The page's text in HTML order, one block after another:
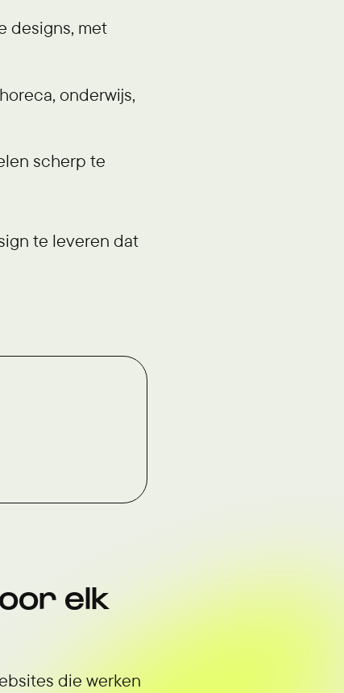
designs, met
onderwijs,
scherp te
te leveren dat
elk
die werken